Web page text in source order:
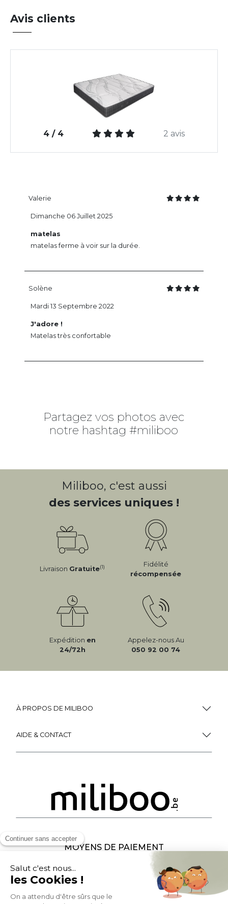
Avis clients
4 / 4 2 avis
Valerie
matelas
matelas ferme à voir sur la durée.
Dimanche 06 Juillet 2025
Solène
J'adore !
Matelas très confortable
Mardi 13 Septembre 2022
Partagez vos photos avec
notre hashtag #miliboo
Miliboo, c'est aussi
des services uniques !
Livraison Gratuite(1)
Fidélité
récompensée
Expédition en
24/72h
Appelez-nous Au
050 92 00 74
À PROPOS DE MILIBOO
AIDE & CONTACT
MOYENS DE PAIEMENT